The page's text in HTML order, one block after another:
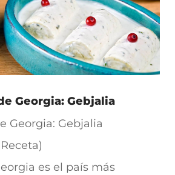
Georgia: Gebjalia
Georgia: Gebjalia
es el país más